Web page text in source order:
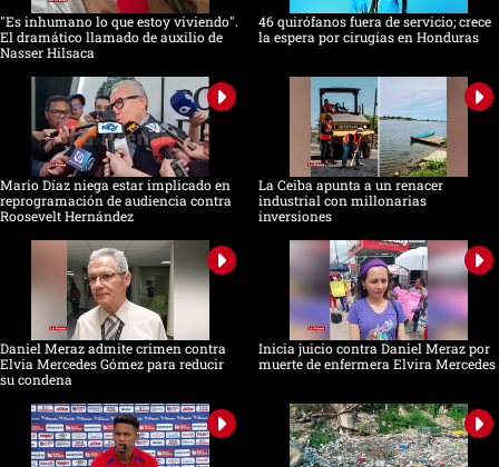
"Es inhumano lo que estoy viviendo".
El dramático llamado de auxilio de
Nasser Hilsaca
46 quirófanos fuera de servicio; crece
la espera por cirugías en Honduras
Mario Díaz niega estar implicado en
reprogramación de audiencia contra
Roosevelt Hernández
La Ceiba apunta a un renacer
industrial con millonarias
inversiones
Daniel Meraz admite crimen contra
Elvia Mercedes Gómez para reducir
su condena
Inicia juicio contra Daniel Meraz por
muerte de enfermera Elvira Mercedes